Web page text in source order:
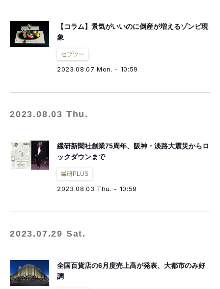
【コラム】景気がいいのに倒産が増えるゾンビ現
象
セブツー
2023.08.07 Mon. - 10:59
2023.08.03 Thu.
繊研新聞社創業75周年、阪神・淡路大震災からロ
ックダウンまで
繊研PLUS
2023.08.03 Thu. - 10:59
2023.07.29 Sat.
全国百貨店の6月度売上高が発表、大都市のみ好
調